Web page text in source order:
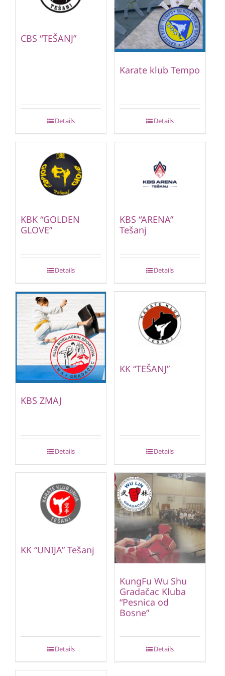
CBS “TEŠANJ”
Details
Karate klub Tempo
Details
KBK “GOLDEN
GLOVE”
Details
KBS “ARENA”
Tešanj
Details
KBS ZMAJ
Details
KK “TEŠANJ”
Details
KK “UNIJA” Tešanj
Details
KungFu Wu Shu
Gradačac Kluba
“Pesnica od
Bosne”
Details